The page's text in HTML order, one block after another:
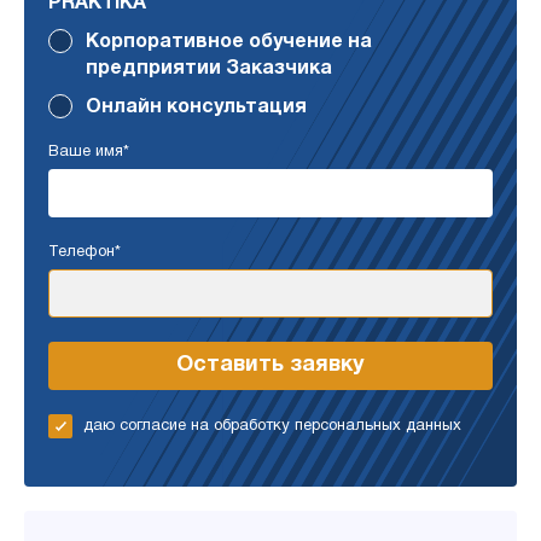
PRAKTIKA
Корпоративное обучение на
предприятии Заказчика
Онлайн консультация
Ваше имя*
Телефон*
даю согласие на обработку персональных данных